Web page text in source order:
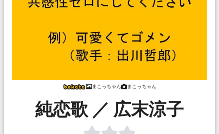
まこっちゃん まこっちゃん
純恋歌 ／ 広末涼子